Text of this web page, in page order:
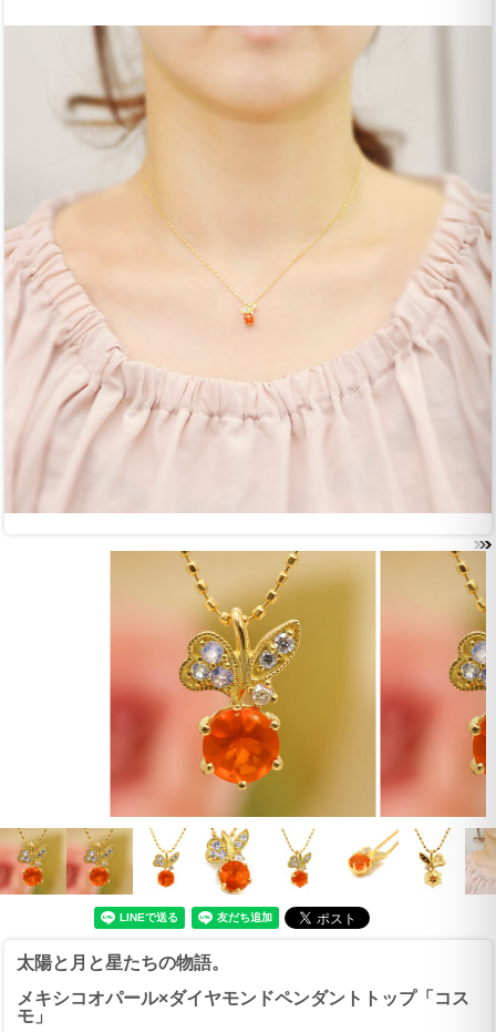
太陽と月と星たちの物語。
メキシコオパール×ダイヤモンドペンダントトップ「コス
モ」